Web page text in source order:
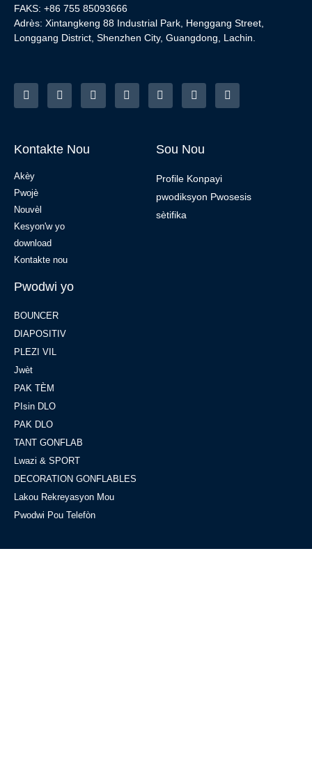
FAKS: +86 755 85093666
Adrès: Xintangkeng 88 Industrial Park, Henggang Street,
Longgang District, Shenzhen City, Guangdong, Lachin.
Kontakte Nou
Akèy
Pwojè
Nouvèl
Kesyon'w yo
download
Kontakte nou
Sou Nou
Profile Konpayi
pwodiksyon Pwosesis
sètifika
Pwodwi yo
BOUNCER
DIAPOSITIV
PLEZI VIL
Jwèt
PAK TÈM
PIsin DLO
PAK DLO
TANT GONFLAB
Lwazi & SPORT
DECORATION GONFLABLES
Lakou Rekreyasyon Mou
Pwodwi Pou Telefòn